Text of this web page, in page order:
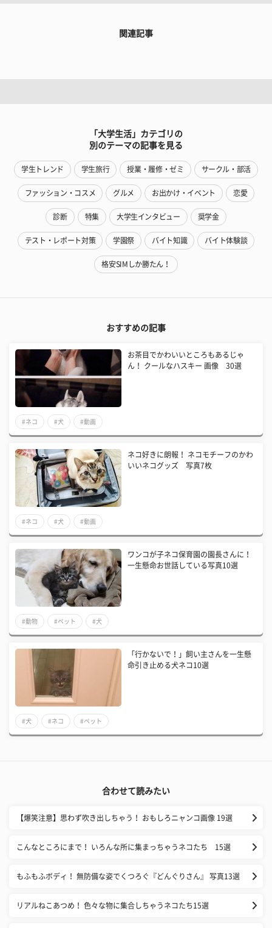
関連記事
「大学生活」カテゴリの
別のテーマの記事を見る
学生トレンド 学生旅行 授業・履修・ゼミ サークル・部活
ファッション・コスメ グルメ お出かけ・イベント 恋愛
診断 特集 大学生インタビュー 奨学金
テスト・レポート対策 学園祭 バイト知識 バイト体験談
格安SIMしか勝たん！
おすすめの記事
お茶目でかわいいところもあるじゃ
ん！ クールなハスキー 画像 30選
#ネコ #犬 #動画
ネコ好きに朗報！ ネコモチーフのかわ
いいネコグッズ 写真7枚
#ネコ #犬 #動画
ワンコが子ネコ保育園の園長さんに！
一生懸命お世話している写真10選
#動物 #ペット #犬
「行かないで！」飼い主さんを一生懸
命引き止める犬ネコ10選
#犬 #ネコ #ペット
合わせて読みたい
【爆笑注意】思わず吹き出しちゃう！ おもしろニャンコ画像 19選
こんなところにまで！ いろんな所に集まっちゃうネコたち 15選
もふもふボディ！ 無防備な姿でくつろぐ『どんぐりさん』 写真13選
リアルねこあつめ！ 色々な物に集合しちゃうネコたち15選